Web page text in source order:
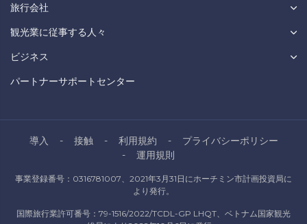
旅行会社
観光業に従事する人々
ビジネス
パートナーサポートセンター
導入 接触 利用規約
プライバシーポリシー
運用規則
事業登録番号：0316781007、2021年3月31日にホーチミン市計画投資局に
より発行。
国際旅行業許可番号：79-1516/2022/TCDL-GP LHQT、ベトナム国家観光